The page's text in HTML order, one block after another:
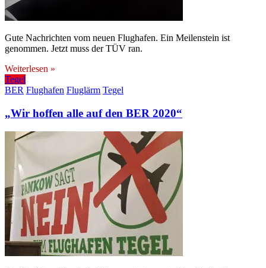
Gute Nachrichten vom neuen Flughafen. Ein Meilenstein ist
genommen. Jetzt muss der TÜV ran.
Weiterlesen »
Tegel
BER Flughafen Fluglärm Tegel
„Wir hoffen alle auf den BER 2020“